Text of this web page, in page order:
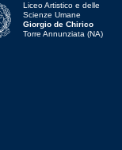
Liceo Artistico e delle
Scienze Umane
Giorgio de Chirico
Torre Annunziata (NA)